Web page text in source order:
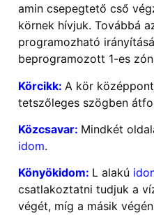
amin csepegtető cső
körnek hívjuk. Továbbá
programozható
beprogramozott 1-es
Körcikk: A kör
tetszőleges szögben
Közcsavar: Mindkét
idom.
Könyökidom: L alakú
csatlakoztatni tudjuk a
végét, míg a másik